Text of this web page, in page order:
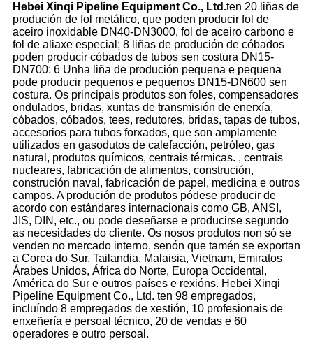
Hebei Xinqi Pipeline Equipment Co., Ltd.ten 20 liñas de
produción de fol metálico, que poden producir fol de
aceiro inoxidable DN40-DN3000, fol de aceiro carbono e
fol de aliaxe especial; 8 liñas de produción de cóbados
poden producir cóbados de tubos sen costura DN15-
DN700: 6 Unha liña de produción pequena e pequena
pode producir pequenos e pequenos DN15-DN600 sen
costura. Os principais produtos son foles, compensadores
ondulados, bridas, xuntas de transmisión de enerxía,
cóbados, cóbados, tees, redutores, bridas, tapas de tubos,
accesorios para tubos forxados, que son amplamente
utilizados en gasodutos de calefacción, petróleo, gas
natural, produtos químicos, centrais térmicas. , centrais
nucleares, fabricación de alimentos, construción,
construción naval, fabricación de papel, medicina e outros
campos. A produción de produtos pódese producir de
acordo con estándares internacionais como GB, ANSI,
JIS, DIN, etc., ou pode deseñarse e producirse segundo
as necesidades do cliente. Os nosos produtos non só se
venden no mercado interno, senón que tamén se exportan
a Corea do Sur, Tailandia, Malaisia, Vietnam, Emiratos
Árabes Unidos, África do Norte, Europa Occidental,
América do Sur e outros países e rexións. Hebei Xinqi
Pipeline Equipment Co., Ltd. ten 98 empregados,
incluíndo 8 empregados de xestión, 10 profesionais de
enxeñería e persoal técnico, 20 de vendas e 60
operadores e outro persoal.